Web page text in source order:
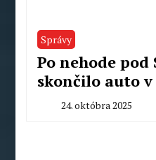
Správy
Po nehode pod
skončilo auto
24. októbra 2025